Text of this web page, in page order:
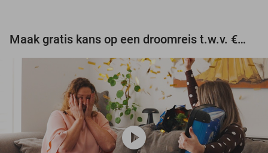
Maak gratis kans op een droomreis t.w.v. €3.000!
play_circle